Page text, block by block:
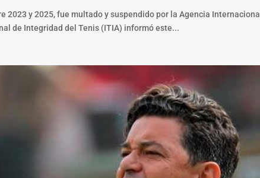
2023 y 2025, fue multado y suspendido por la Agencia
de Integridad del Tenis (ITIA) informó este...